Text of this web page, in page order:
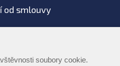
od smlouvy
systémy
použití Ochrana dat
soubory cookie.